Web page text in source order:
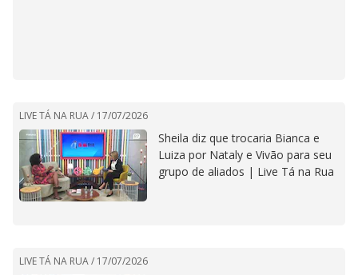
LIVE TÁ NA RUA / 17/07/2026
Sheila diz que trocaria Bianca e
Luiza por Nataly e Vivão para seu
grupo de aliados | Live Tá na Rua
LIVE TÁ NA RUA / 17/07/2026